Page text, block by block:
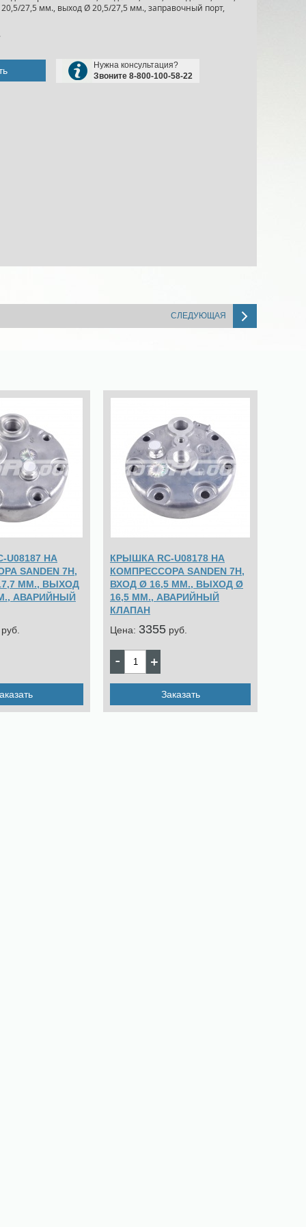
27,5 мм., выход Ø 20,5/27,5 мм., заправочный порт,
Нужна консультация?
Звоните 8-800-100-58-22
СЛЕДУЮЩАЯ
НА
SANDEN 7H,
ММ., ВЫХОД
АВАРИЙНЫЙ
pуб.
КРЫШКА RC-U08178 НА
КОМПРЕССОРА SANDEN 7H,
ВХОД Ø 16,5 ММ., ВЫХОД Ø
16,5 ММ., АВАРИЙНЫЙ
КЛАПАН
Цена: 3355 pуб.
Заказать